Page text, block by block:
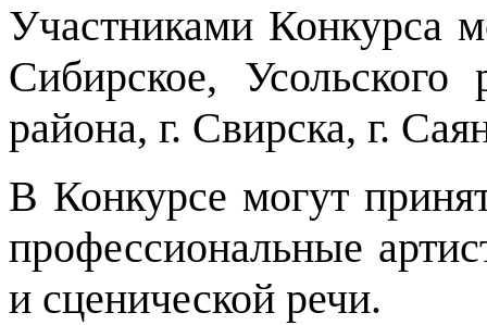
Участниками Конкурса
Сибирское, Усольского
района, г. Свирска, г.
В Конкурсе могут
профессиональные
и сценической речи.